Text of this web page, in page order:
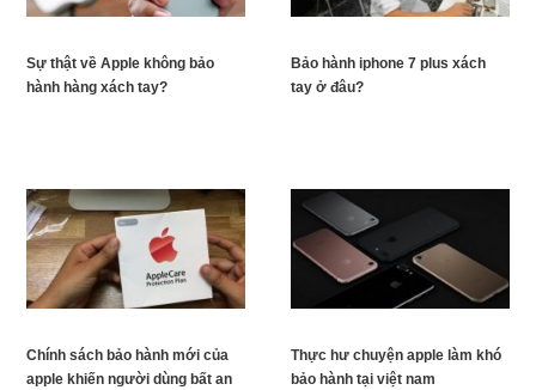
Sự thật về Apple không bảo
hành hàng xách tay?
Bảo hành iphone 7 plus xách
tay ở đâu?
Chính sách bảo hành mới của
apple khiến người dùng bất an
Thực hư chuyện apple làm khó
bảo hành tại việt nam